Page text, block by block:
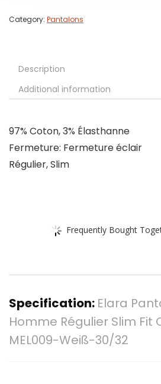
Category: Pantalons
Description
Additional information
97% Coton, 3% Élasthanne
Fermeture: Fermeture éclair
Régulier, Slim
Frequently Bought
Specification: Elara
Homme Régulier Slim Fit
MEL009-Weiß-30/32